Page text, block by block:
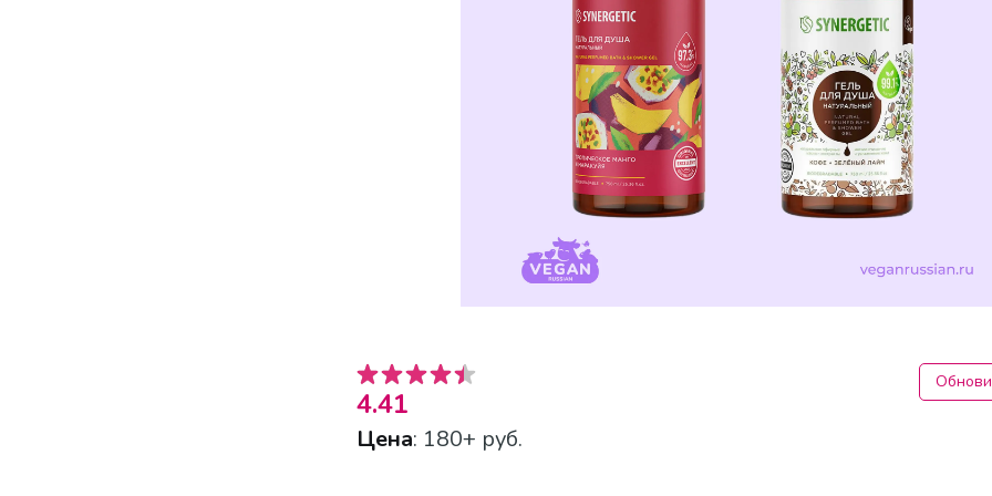
4.41
Цена: 180+ руб.